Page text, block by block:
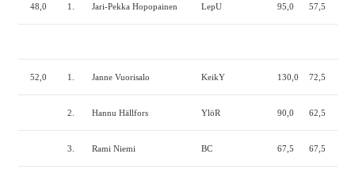
48,0 1. Jari-Pekka Hopopainen LepU 95,0 57,5
52,0 1. Janne Vuorisalo KeikY 130,0 72,5
2. Hannu Hällfors YlöR 90,0 62,5
3. Rami Niemi BC 67,5 67,5